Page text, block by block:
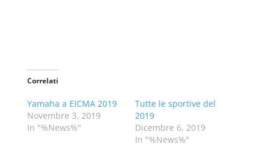
Correlati
Yamaha a EICMA 2019
Novembre 3, 2019
In "%News%"
Tutte le sportive del
2019
Dicembre 6, 2019
In "%News%"